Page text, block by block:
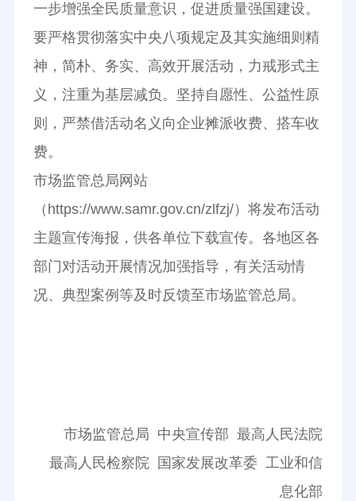
一步增强全民质量意识，促进质量强国建设。
要严格贯彻落实中央八项规定及其实施细则精
神，简朴、务实、高效开展活动，力戒形式主
义，注重为基层减负。坚持自愿性、公益性原
则，严禁借活动名义向企业摊派收费、搭车收
费。
市场监管总局网站
（https://www.samr.gov.cn/zlfzj/）将发布活动
主题宣传海报，供各单位下载宣传。各地区各
部门对活动开展情况加强指导，有关活动情
况、典型案例等及时反馈至市场监管总局。
市场监管总局 中央宣传部 最高人民法院
最高人民检察院 国家发展改革委 工业和信
息化部